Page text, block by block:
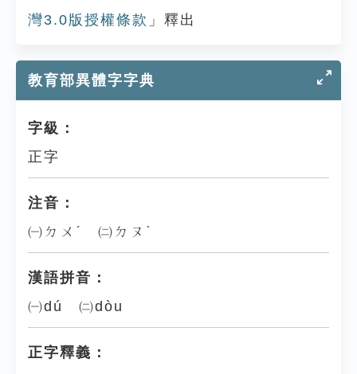
灣3.0版授權條款 」釋出
教育部異體字字典
字級：
正字
注音：
㈠ㄉㄨˊ ㈡ㄉㄡˋ
漢語拼音：
㈠dú ㈡dòu
正字釋義：